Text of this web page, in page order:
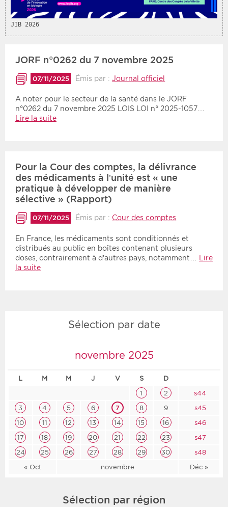
Médico-social
Choisir une date de débutChoisir une date de fin
Inversé
JIB 2026
JORF n°0262 du 7 novembre 2025
07/11/2025 Émis par :Journal officiel
A noter pour le secteur de la santé dans le JORF
n°0262 du 7 novembre 2025 LOIS LOI n° 2025-1057…
Lire la suite
Pour la Cour des comptes, la délivrance
des médicaments à l’unité est « une
pratique à développer de manière
sélective » (Rapport)
07/11/2025 Émis par : Cour des comptes
En France, les médicaments sont conditionnés et
distribués au public en boîtes contenant plusieurs
doses, contrairement à d’autres pays, notamment… Lire
la suite
Sélection par date
novembre 2025
L M M J V S D
« Oct novembre Déc »
1 2
s44
3
4 5 6 7 8 9
s45
10
11 12 13 14 15 16
s46
17
18 19 20 21 22 23
s47
24
25 26 27 28 29 30 s48
Sélection par région